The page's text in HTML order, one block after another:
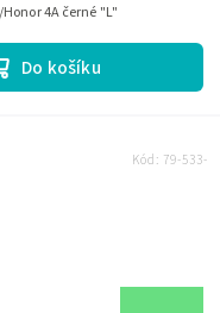
Do košíku
4A černé "L"
Kód: 79-533-